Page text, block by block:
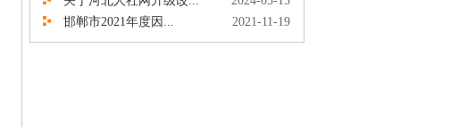
邯郸市2021年度因...
2021-11-19